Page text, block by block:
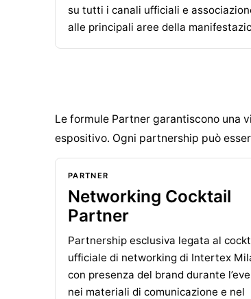
su tutti i canali ufficiali e
alle principali aree della
Le formule Partner garantiscono una
espositivo. Ogni partnership può
PARTNER
Networking Cocktail
Partner
Partnership esclusiva legata al
ufficiale di networking di Intertex
con presenza del brand durante
nei materiali di comunicazione e nel